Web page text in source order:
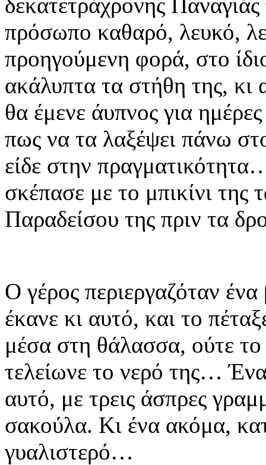
πρόσωπο καθαρό, λευκό,
προηγούμενη φορά, στο
ακάλυπτα τα στήθη της, κι
θα έμενε άυπνος για
πως να τα λαξέψει πάνω
είδε στην
σκέπασε με το μπικίνι της
Παραδείσου της πριν τα
Ο γέρος περιεργαζόταν
έκανε κι αυτό, και το
μέσα στη θάλασσα, ούτε
τελείωνε το νερό της…
αυτό, με τρεις άσπρες
σακούλα. Κι ένα ακόμα,
γυαλιστερό…